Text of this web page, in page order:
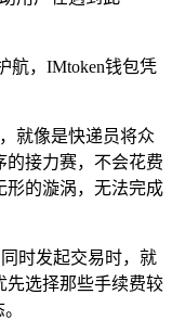
航，IMtoken钱包凭
就像是快递员将众
的接力赛，不会花费
形的漩涡，无法完成
时发起交易时，就
先选择那些手续费较